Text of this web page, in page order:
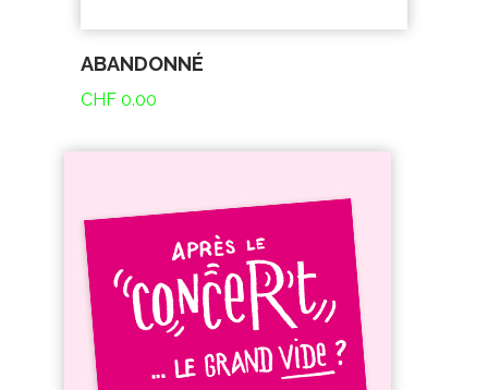
ABANDONNÉ
CHF 0.00